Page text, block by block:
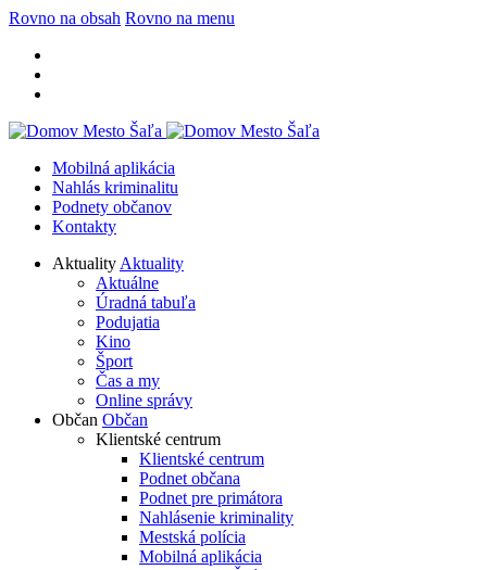
Rovno na obsah Rovno na menu
Mobilná aplikácia
Nahlás kriminalitu
Podnety občanov
Kontakty
Aktuality Aktuality
Aktuálne
Úradná tabuľa
Podujatia
Kino
Šport
Čas a my
Online správy
Občan Občan
Klientské centrum
Klientské centrum
Podnet občana
Podnet pre primátora
Nahlásenie kriminality
Mestská polícia
Mobilná aplikácia